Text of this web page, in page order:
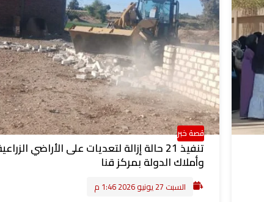
قصة خبر
تنفيذ 21 حالة إزالة لتعديات على الأراضي
وأملاك الدولة بمركز قنا
السبت 27 يونيو 2026 1:46 م